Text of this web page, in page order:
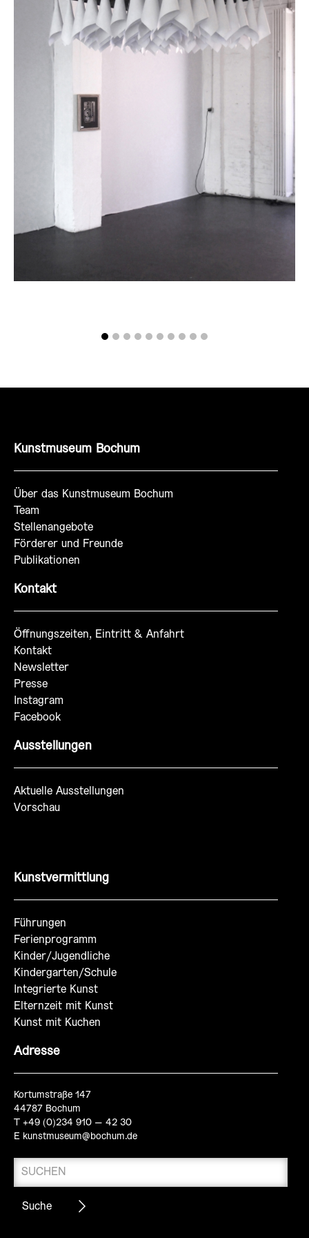
Kunstmuseum Bochum
Über das Kunstmuseum Bochum
Team
Stellenangebote
Förderer und Freunde
Publikationen
Kontakt
Öffnungszeiten, Eintritt & Anfahrt
Kontakt
Newsletter
Presse
Instagram
Facebook
Ausstellungen
Aktuelle Ausstellungen
Vorschau
Kunstvermittlung
Führungen
Ferienprogramm
Kinder/Jugendliche
Kindergarten/Schule
Integrierte Kunst
Elternzeit mit Kunst
Kunst mit Kuchen
Adresse
Kortumstraße 147
44787 Bochum
T +49 (0)234 910 – 42 30
E kunstmuseum@bochum.de